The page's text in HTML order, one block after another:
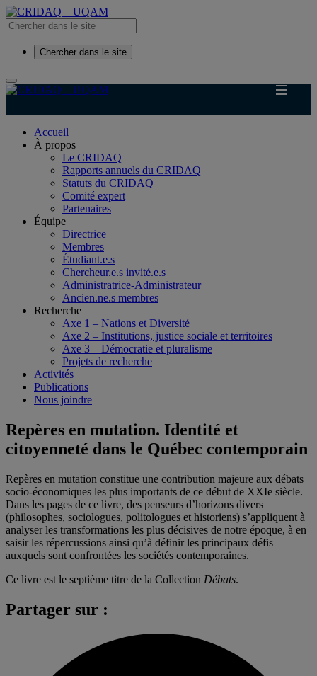
Chercher dans le site
Accueil
À propos
Le CRIDAQ
Rapports annuels du CRIDAQ
Statuts du CRIDAQ
Comité expert
Partenaires
Équipe
Directrice
Membres
Étudiant.e.s
Chercheur.e.s invité.e.s
Administratrice-Administrateur
Ancien.ne.s membres
Recherche
Axe 1 – Nations et Diversité
Axe 2 – Institutions, justice sociale et territoires
Axe 3 – Démocratie et pluralisme
Projets de recherche
Activités
Publications
Nous joindre
Repères en mutation. Identité et
citoyenneté dans le Québec contemporain
Repères en mutation constitue une contribution majeure aux débats
socio-économiques les plus importants de ce début de XXIe siècle.
Dans les pages de ce livre, des penseurs d’horizons divers
(philosophes, sociologues, politologues et historiens) s’appliquent à
analyser les transformations les plus décisives de notre époque, à en
saisir les répercussions ainsi qu’à définir les principaux défis
auxquels sont confrontées les sociétés contemporaines.
Ce livre est le septième titre de la Collection Débats.
Partager sur :